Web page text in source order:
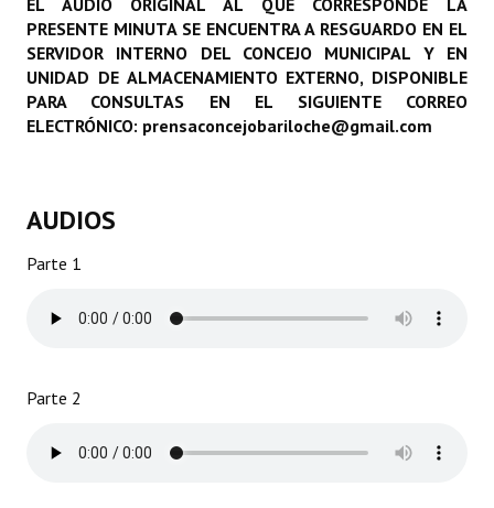
Comisiones Especiales
Concejales Mandato Cumplido
Programas
EL AUDIO ORIGINAL AL QUE CORRESPONDE LA
PRESENTE MINUTA SE ENCUENTRA A RESGUARDO EN EL
SERVIDOR INTERNO DEL CONCEJO MUNICIPAL Y EN
UNIDAD DE ALMACENAMIENTO EXTERNO, DISPONIBLE
PARA CONSULTAS EN EL SIGUIENTE CORREO
ELECTRÓNICO: prensaconcejobariloche@gmail.com
AUDIOS
Parte 1
Parte 2